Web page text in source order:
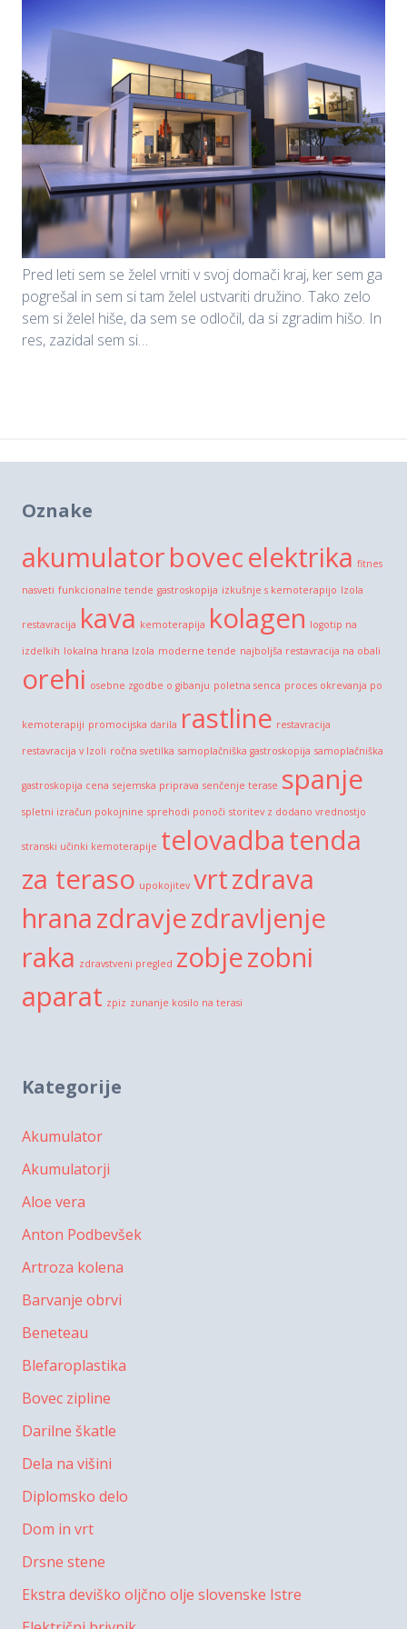
Pred leti sem se želel vrniti v svoj domači kraj, ker sem ga
pogrešal in sem si tam želel ustvariti družino. Tako zelo
sem si želel hiše, da sem se odločil, da si zgradim hišo. In
res, zazidal sem si…
Oznake
akumulatorbovecelektrika fitnes
nasveti funkcionalne tende gastroskopija izkušnje s kemoterapijo Izola
restavracija kava kemoterapija kolagen logotip na
izdelkih lokalna hrana Izola moderne tende najboljša restavracija na obali
orehi osebne zgodbe o gibanju poletna senca proces okrevanja po
kemoterapiji promocijska darila rastline restavracija
restavracija v Izoli ročna svetilka samoplačniška gastroskopija samoplačniška
gastroskopija cena sejemska priprava senčenje terase spanje
spletni izračun pokojnine sprehodi ponoči storitev z dodano vrednostjo
stranski učinki kemoterapije telovadbatenda
za teraso upokojitev vrtzdrava
hranazdravjezdravljenje
raka zdravstveni pregled zobjezobni
aparat zpiz zunanje kosilo na terasi
Kategorije
Akumulator
Akumulatorji
Aloe vera
Anton Podbevšek
Artroza kolena
Barvanje obrvi
Beneteau
Blefaroplastika
Bovec zipline
Darilne škatle
Dela na višini
Diplomsko delo
Dom in vrt
Drsne stene
Ekstra deviško oljčno olje slovenske Istre